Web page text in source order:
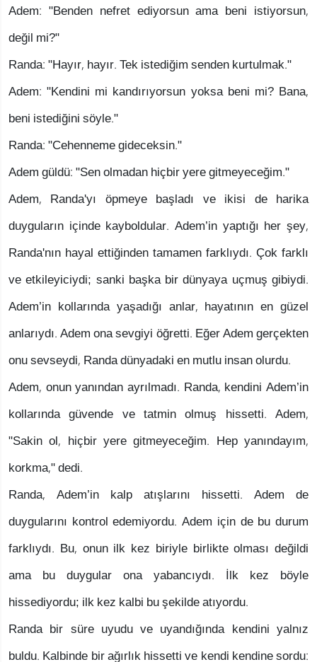
Adem: "Benden nefret ediyorsun ama beni istiyorsun,
değil mi?"
Randa: "Hayır, hayır. Tek istediğim senden kurtulmak."
Adem: "Kendini mi kandırıyorsun yoksa beni mi? Bana,
beni istediğini söyle."
Randa: "Cehenneme gideceksin."
Adem güldü: "Sen olmadan hiçbir yere gitmeyeceğim."
Adem, Randa'yı öpmeye başladı ve ikisi de harika
duyguların içinde kayboldular. Adem’in yaptığı her şey,
Randa'nın hayal ettiğinden tamamen farklıydı. Çok farklı
ve etkileyiciydi; sanki başka bir dünyaya uçmuş gibiydi.
Adem’in kollarında yaşadığı anlar, hayatının en güzel
anlarıydı. Adem ona sevgiyi öğretti. Eğer Adem gerçekten
onu sevseydi, Randa dünyadaki en mutlu insan olurdu.
Adem, onun yanından ayrılmadı. Randa, kendini Adem’in
kollarında güvende ve tatmin olmuş hissetti. Adem,
"Sakin ol, hiçbir yere gitmeyeceğim. Hep yanındayım,
korkma," dedi.
Randa, Adem’in kalp atışlarını hissetti. Adem de
duygularını kontrol edemiyordu. Adem için de bu durum
farklıydı. Bu, onun ilk kez biriyle birlikte olması değildi
ama bu duygular ona yabancıydı. İlk kez böyle
hissediyordu; ilk kez kalbi bu şekilde atıyordu.
Randa bir süre uyudu ve uyandığında kendini yalnız
buldu. Kalbinde bir ağırlık hissetti ve kendi kendine sordu: